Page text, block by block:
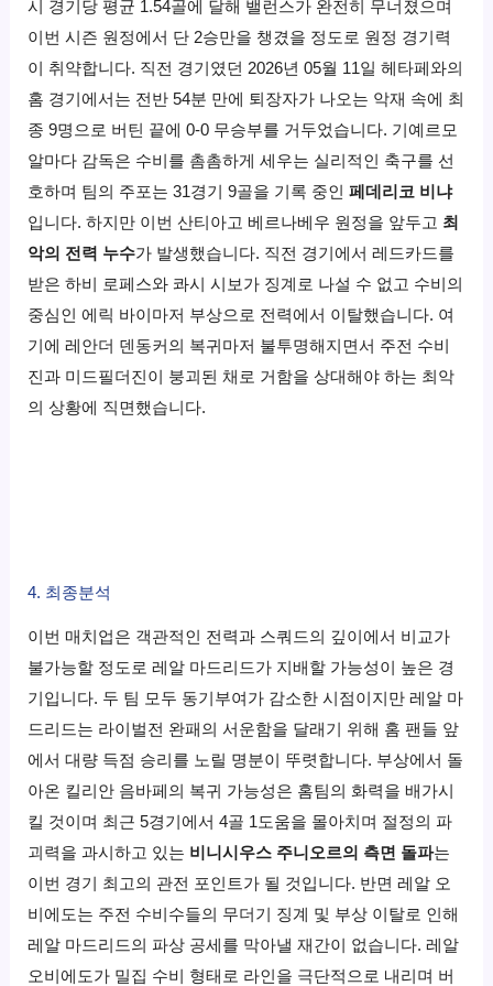
시 경기당 평균 1.54골에 달해 밸런스가 완전히 무너졌으며
이번 시즌 원정에서 단 2승만을 챙겼을 정도로 원정 경기력
이 취약합니다. 직전 경기였던 2026년 05월 11일 헤타페와의
홈 경기에서는 전반 54분 만에 퇴장자가 나오는 악재 속에 최
종 9명으로 버틴 끝에 0-0 무승부를 거두었습니다. 기예르모
알마다 감독은 수비를 촘촘하게 세우는 실리적인 축구를 선
호하며 팀의 주포는 31경기 9골을 기록 중인페데리코 비냐
입니다. 하지만 이번 산티아고 베르나베우 원정을 앞두고 최
악의 전력 누수가 발생했습니다. 직전 경기에서 레드카드를
받은 하비 로페스와 콰시 시보가 징계로 나설 수 없고 수비의
중심인 에릭 바이마저 부상으로 전력에서 이탈했습니다. 여
기에 레안더 덴동커의 복귀마저 불투명해지면서 주전 수비
진과 미드필더진이 붕괴된 채로 거함을 상대해야 하는 최악
의 상황에 직면했습니다.
4. 최종분석
이번 매치업은 객관적인 전력과 스쿼드의 깊이에서 비교가
불가능할 정도로 레알 마드리드가 지배할 가능성이 높은 경
기입니다. 두 팀 모두 동기부여가 감소한 시점이지만 레알 마
드리드는 라이벌전 완패의 서운함을 달래기 위해 홈 팬들 앞
에서 대량 득점 승리를 노릴 명분이 뚜렷합니다. 부상에서 돌
아온 킬리안 음바페의 복귀 가능성은 홈팀의 화력을 배가시
킬 것이며 최근 5경기에서 4골 1도움을 몰아치며 절정의 파
괴력을 과시하고 있는 비니시우스 주니오르의 측면 돌파는
이번 경기 최고의 관전 포인트가 될 것입니다. 반면 레알 오
비에도는 주전 수비수들의 무더기 징계 및 부상 이탈로 인해
레알 마드리드의 파상 공세를 막아낼 재간이 없습니다. 레알
오비에도가 밀집 수비 형태로 라인을 극단적으로 내리며 버